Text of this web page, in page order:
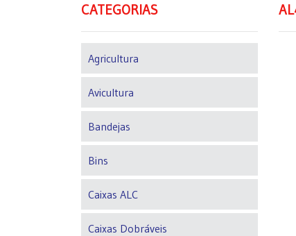
CATEGORIAS
Agricultura
Avicultura
Bandejas
Bins
Caixas ALC
Caixas Dobráveis